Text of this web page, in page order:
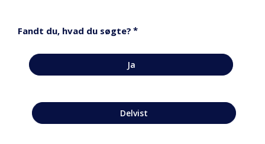
Fandt du, hvad du søgte? *
Ja
Delvist